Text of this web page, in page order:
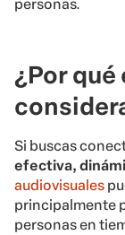
personas.
¿Por
Si buscas
efectiva,
audiovisuales
principalmente
personas en